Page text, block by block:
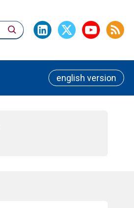
english version